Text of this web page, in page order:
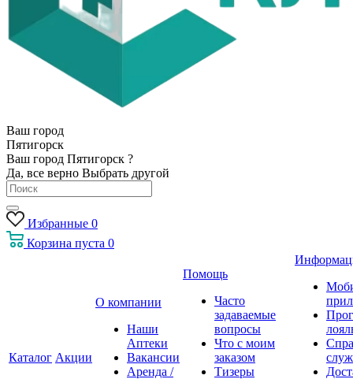
Ваш город
Пятигорск
Ваш город Пятигорск ?
Да, все верно Выбрать другой
Избранные 0
Корзина пуста 0
Каталог Акции
О компании
Наши
Аптеки
Вакансии
Аренда /
Помощь
Часто
задаваемые
вопросы
Что с моим
заказом
Тизеры